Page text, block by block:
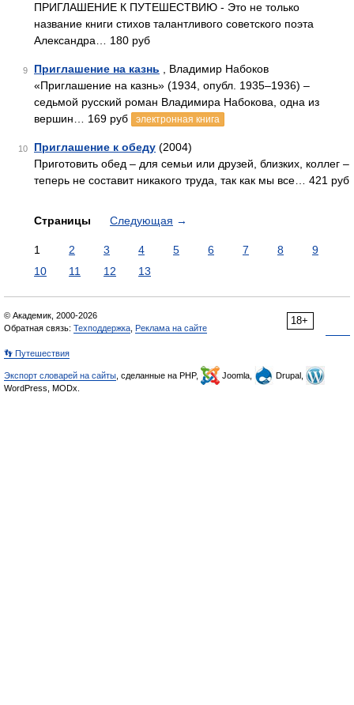
ПРИГЛАШЕНИЕ К ПУТЕШЕСТВИЮ - Это не только
название книги стихов талантливого советского поэта
Александра… 180 руб
9 Приглашение на казнь , Владимир Набоков
«Приглашение на казнь» (1934, опубл. 1935–1936) –
седьмой русский роман Владимира Набокова, одна из
вершин… 169 руб
электронная книга
10 Приглашение к обеду (2004)
Приготовить обед – для семьи или друзей, близких, коллег –
теперь не составит никакого труда, так как мы все… 421 руб
Страницы Следующая →
1 2 3 4 5 6 7 8
9
10
11 12 13
18+
© Академик, 2000-2026
Обратная связь: Техподдержка Реклама на сайте
👣 Путешествия
Экспорт словарей на сайты , сделанные на PHP, Joomla,
Drupal,
WordPress, MODx.